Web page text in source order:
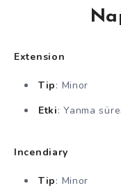
Extension
Tip: Minor
Etki: Yanma
Incendiary
Tip: Minor